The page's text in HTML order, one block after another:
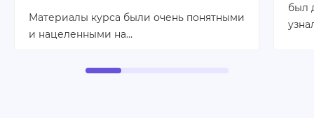
Материалы курса были очень понятными
и нацеленными на…
был